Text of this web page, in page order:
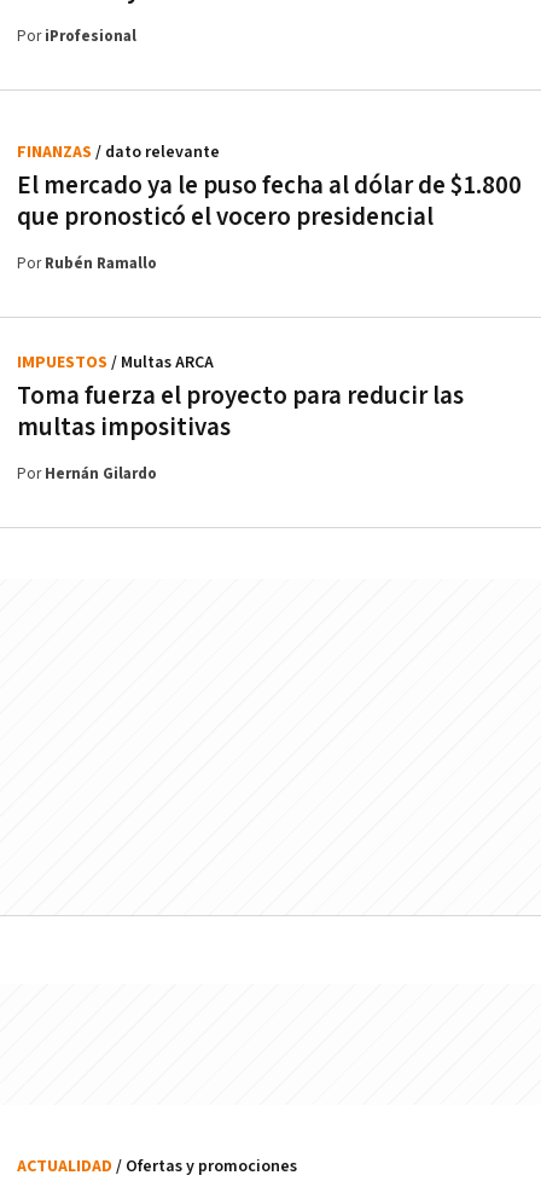
PoriProfesional
El mercado ya le puso fecha al dólar de $1.800
que pronosticó el vocero presidencial
FINANZAS / dato relevante
PorRubén Ramallo
Toma fuerza el proyecto para reducir las
multas impositivas
IMPUESTOS / Multas ARCA
PorHernán Gilardo
ACTUALIDAD / Ofertas y promociones